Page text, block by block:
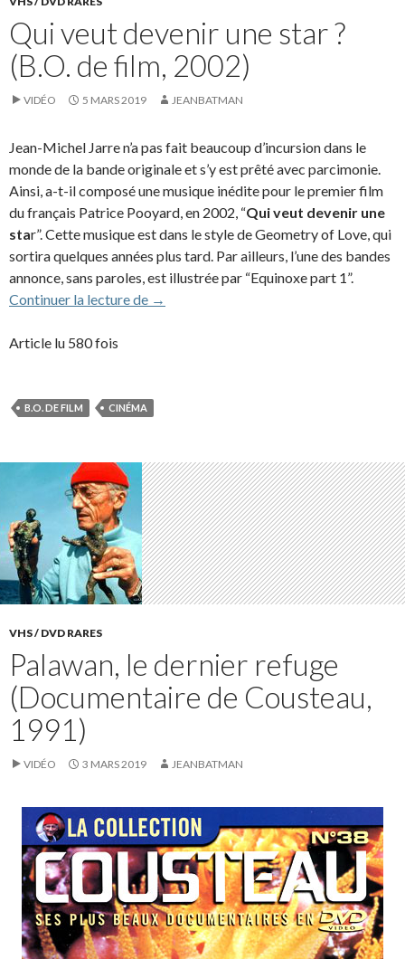
Qui veut devenir une star ?
(B.O. de film, 2002)
VIDÉO 5 MARS 2019 JEANBATMAN
Jean-Michel Jarre n’a pas fait beaucoup d’incursion dans le
monde de la bande originale et s’y est prêté avec parcimonie.
Ainsi, a-t-il composé une musique inédite pour le premier film
du français Patrice Pooyard, en 2002, “Qui veut devenir une
star”. Cette musique est dans le style de Geometry of Love, qui
sortira quelques années plus tard. Par ailleurs, l’une des bandes
annonce, sans paroles, est illustrée par “Equinoxe part 1”.
Continuer la lecture de Qui veut devenir une star ? (B.O. de film,
→
Article lu 580 fois
B.O. DE FILM CINÉMA
VHS / DVD RARES
Palawan, le dernier refuge
(Documentaire de Cousteau,
1991)
VIDÉO 3 MARS 2019 JEANBATMAN